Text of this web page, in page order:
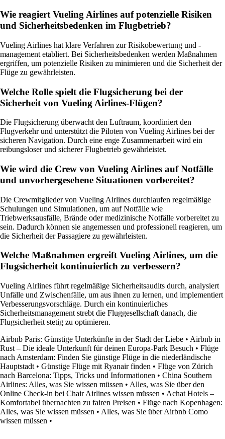
Wie reagiert Vueling Airlines auf potenzielle Risiken
und Sicherheitsbedenken im Flugbetrieb?
Vueling Airlines hat klare Verfahren zur Risikobewertung und -
management etabliert. Bei Sicherheitsbedenken werden Maßnahmen
ergriffen, um potenzielle Risiken zu minimieren und die Sicherheit der
Flüge zu gewährleisten.
Welche Rolle spielt die Flugsicherung bei der
Sicherheit von Vueling Airlines-Flügen?
Die Flugsicherung überwacht den Luftraum, koordiniert den
Flugverkehr und unterstützt die Piloten von Vueling Airlines bei der
sicheren Navigation. Durch eine enge Zusammenarbeit wird ein
reibungsloser und sicherer Flugbetrieb gewährleistet.
Wie wird die Crew von Vueling Airlines auf Notfälle
und unvorhergesehene Situationen vorbereitet?
Die Crewmitglieder von Vueling Airlines durchlaufen regelmäßige
Schulungen und Simulationen, um auf Notfälle wie
Triebwerksausfälle, Brände oder medizinische Notfälle vorbereitet zu
sein. Dadurch können sie angemessen und professionell reagieren, um
die Sicherheit der Passagiere zu gewährleisten.
Welche Maßnahmen ergreift Vueling Airlines, um die
Flugsicherheit kontinuierlich zu verbessern?
Vueling Airlines führt regelmäßige Sicherheitsaudits durch, analysiert
Unfälle und Zwischenfälle, um aus ihnen zu lernen, und implementiert
Verbesserungsvorschläge. Durch ein kontinuierliches
Sicherheitsmanagement strebt die Fluggesellschaft danach, die
Flugsicherheit stetig zu optimieren.
Airbnb Paris: Günstige Unterkünfte in der Stadt der Liebe • Airbnb in
Rust – Die ideale Unterkunft für deinen Europa-Park Besuch • Flüge
nach Amsterdam: Finden Sie günstige Flüge in die niederländische
Hauptstadt • Günstige Flüge mit Ryanair finden • Flüge von Zürich
nach Barcelona: Tipps, Tricks und Informationen • China Southern
Airlines: Alles, was Sie wissen müssen • Alles, was Sie über den
Online Check-in bei Chair Airlines wissen müssen • Achat Hotels –
Komfortabel übernachten zu fairen Preisen • Flüge nach Kopenhagen:
Alles, was Sie wissen müssen • Alles, was Sie über Airbnb Como
wissen müssen •